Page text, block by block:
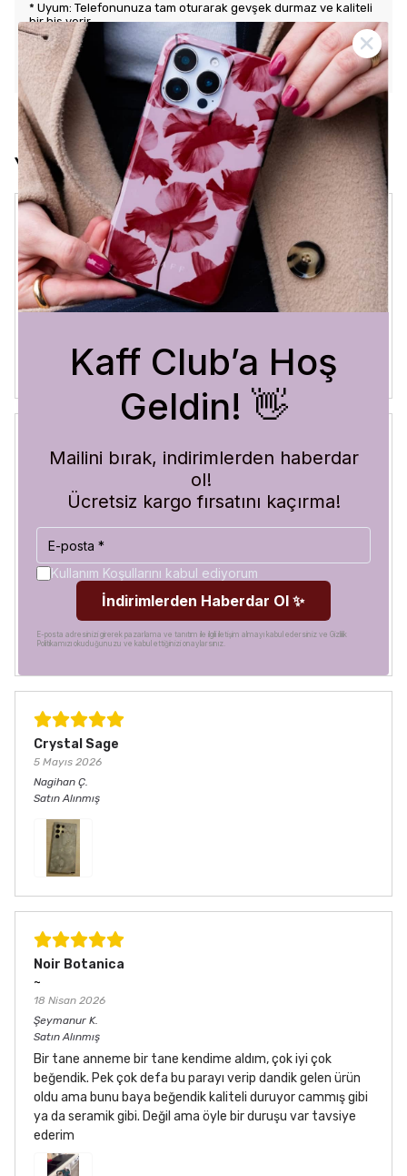
* Uyum: Telefonunuza tam oturarak gevşek durmaz ve kaliteli
bir his verir.
KARGO VE İADE POLİTİKASI
Yorumlar
Crystal Sage
3 Ağustos 2026
Bükra A.
Satın Alınmış
Blue Abyss
Görür görmez çok beğendim. Hem desen olarak çok şık
hem de koruma olarak çok güvenilir. Ayrıca hızlı kargolama
için teşekkürler
Crystal Sage
5 Mayıs 2026
Nagihan Ç.
Satın Alınmış
Noir Botanica
~
18 Nisan 2026
Şeymanur K.
Satın Alınmış
Bir tane anneme bir tane kendime aldım, çok iyi çok
beğendik. Pek çok defa bu parayı verip dandik gelen ürün
oldu ama bunu baya beğendik kaliteli duruyor cammış gibi
ya da seramik gibi. Değil ama öyle bir duruşu var tavsiye
ederim
Kaff Club’a Hoş
Geldin! 👋
Mailini bırak, indirimlerden haberdar
ol!
Ücretsiz kargo fırsatını kaçırma!
Kullanım Koşullarını kabul ediyorum
İndirimlerden Haberdar Ol ✨
E-posta adresinizi girerek pazarlama ve tanıtım ile ilgili iletişim almayı kabul edersiniz ve Gizlilik
Politikamızı okuduğunuzu ve kabul ettiğinizi onaylarsınız.